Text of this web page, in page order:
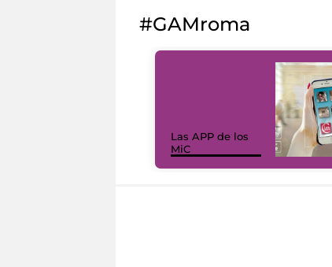
#GAMroma
Las APP de los
MiC